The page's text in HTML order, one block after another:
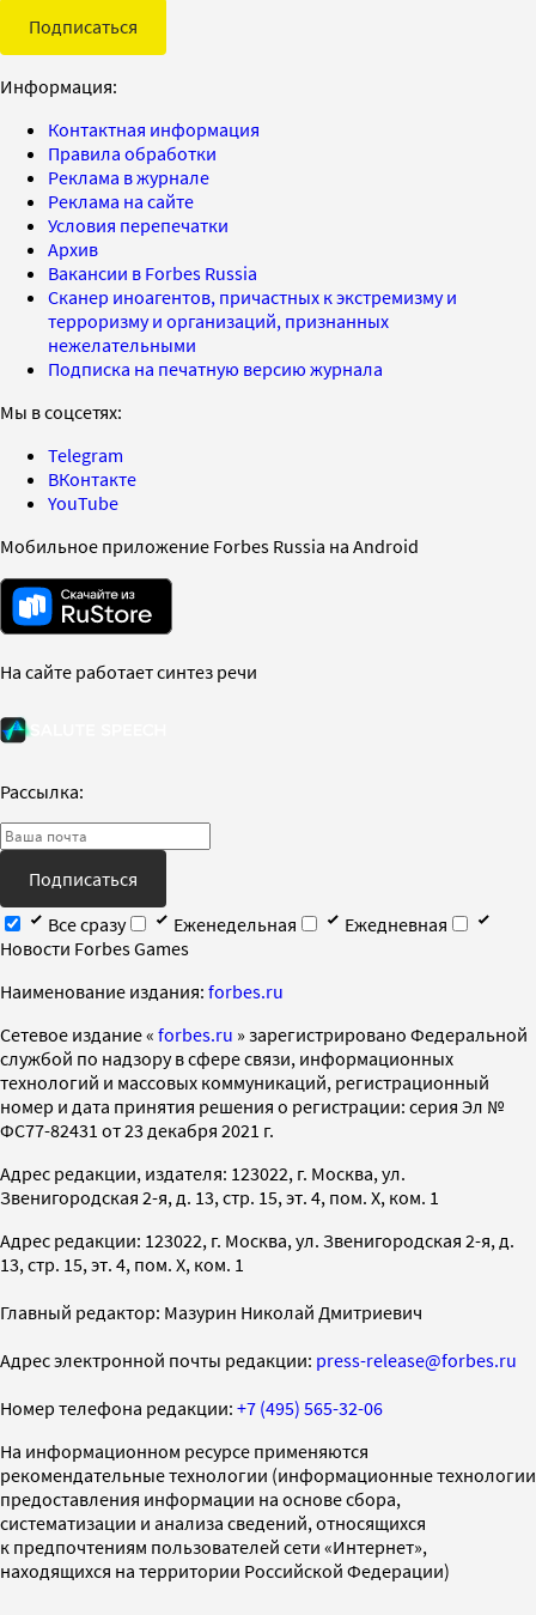
Подписаться
Информация:
Контактная информация
Правила обработки
Реклама в журнале
Реклама на сайте
Условия перепечатки
Архив
Вакансии в Forbes Russia
Сканер иноагентов, причастных к экстремизму и
терроризму и организаций, признанных
нежелательными
Подписка на печатную версию журнала
Мы в соцсетях:
Telegram
ВКонтакте
YouTube
Мобильное приложение Forbes Russia на Android
На сайте работает синтез речи
Рассылка:
Подписаться
Все сразу
Еженедельная
Ежедневная
Новости Forbes Games
Наименование издания: forbes.ru
Cетевое издание « forbes.ru » зарегистрировано Федеральной
службой по надзору в сфере связи, информационных
технологий и массовых коммуникаций, регистрационный
номер и дата принятия решения о регистрации: серия Эл №
ФС77-82431 от 23 декабря 2021 г.
Адрес редакции, издателя: 123022, г. Москва, ул.
Звенигородская 2-я, д. 13, стр. 15, эт. 4, пом. X, ком. 1
Адрес редакции: 123022, г. Москва, ул. Звенигородская 2-я, д.
13, стр. 15, эт. 4, пом. X, ком. 1
Главный редактор: Мазурин Николай Дмитриевич
Адрес электронной почты редакции: press-release@forbes.ru
Номер телефона редакции: +7 (495) 565-32-06
На информационном ресурсе применяются
рекомендательные технологии (информационные технологии
предоставления информации на основе сбора,
систематизации и анализа сведений, относящихся
к предпочтениям пользователей сети «Интернет»,
находящихся на территории Российской Федерации)